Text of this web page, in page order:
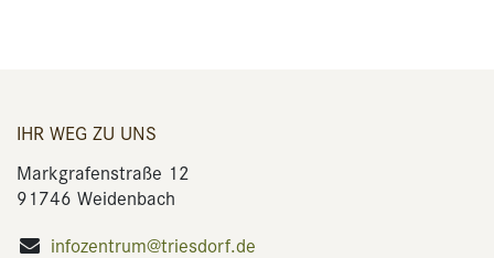
IHR WEG ZU UNS
Markgrafenstraße 12
91746 Weidenbach
infozentrum@triesdorf.de